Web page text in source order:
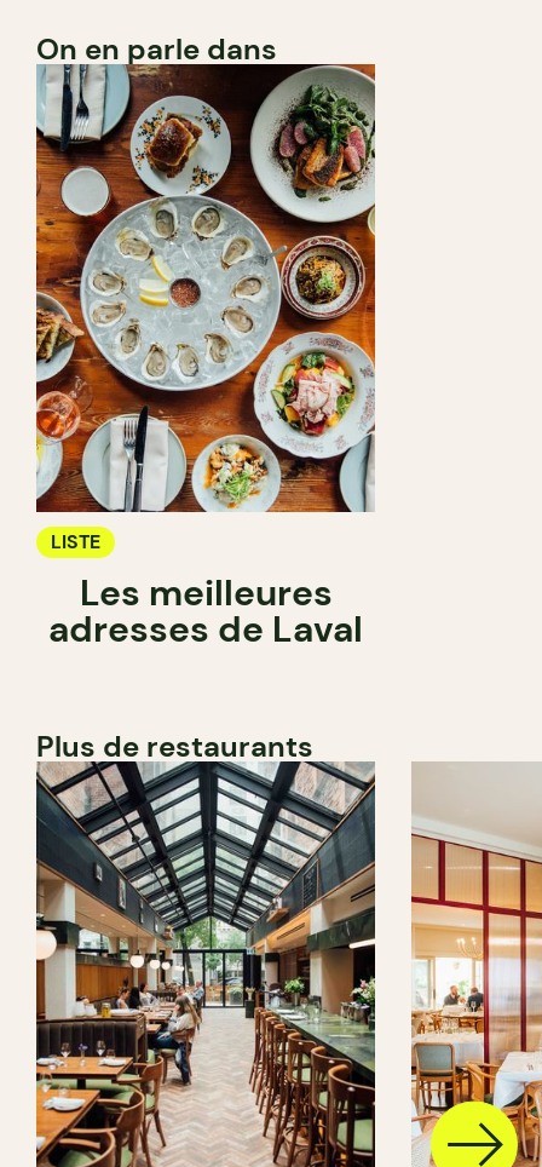
On en parle dans
LISTE
Les meilleures
adresses de Laval
Plus de restaurants